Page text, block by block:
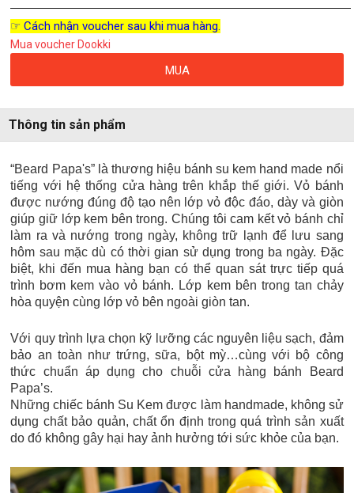
☞ Cách nhận voucher sau khi mua hàng.
Mua voucher Dookki
MUA
Thông tin sản phẩm
“Beard Papa's” là thương hiệu bánh su kem hand made nổi
tiếng với hệ thống cửa hàng trên khắp thế giới. Vỏ bánh
được nướng đúng độ tạo nên lớp vỏ độc đáo, dày và giòn
giúp giữ lớp kem bên trong. Chúng tôi cam kết vỏ bánh chỉ
làm ra và nướng trong ngày, không trữ lạnh để lưu sang
hôm sau mặc dù có thời gian sử dụng trong ba ngày. Đặc
biệt, khi đến mua hàng bạn có thể quan sát trực tiếp quá
trình bơm kem vào vỏ bánh. Lớp kem bên trong tan chảy
hòa quyện cùng lớp vỏ bên ngoài giòn tan.
Với quy trình lựa chọn kỹ lưỡng các nguyên liệu sạch, đảm
bảo an toàn như trứng, sữa, bột mỳ…cùng với bộ công
thức chuẩn áp dụng cho chuỗi cửa hàng bánh Beard
Papa’s.
Những chiếc bánh Su Kem được làm handmade, không sử
dụng chất bảo quản, chất ổn định trong quá trình sản xuất
do đó không gây hại hay ảnh hưởng tới sức khỏe của bạn.